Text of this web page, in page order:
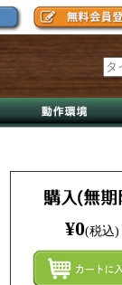
¥0(税込)